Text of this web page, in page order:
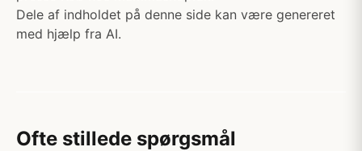
Dele af indholdet på denne side kan være genereret
med hjælp fra AI.
Ofte stillede spørgsmål